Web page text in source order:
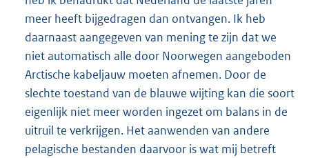
meer heeft bijgedragen dan ontvangen. Ik heb
daarnaast aangegeven van mening te zijn dat we
niet automatisch alle door Noorwegen aangeboden
Arctische kabeljauw moeten afnemen. Door de
slechte toestand van de blauwe wijting kan die soort
eigenlijk niet meer worden ingezet om balans in de
uitruil te verkrijgen. Het aanwenden van andere
pelagische bestanden daarvoor is wat mij betreft